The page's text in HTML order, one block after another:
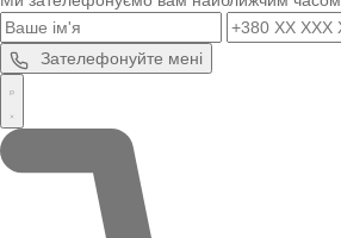
Зателефонуйте мені